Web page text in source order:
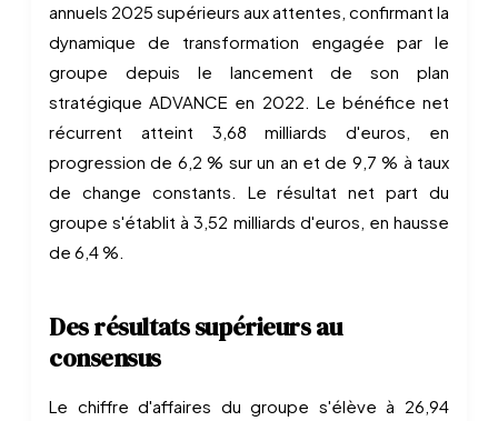
annuels 2025 supérieurs aux attentes, confirmant la
dynamique de transformation engagée par le
groupe depuis le lancement de son plan
stratégique ADVANCE en 2022. Le bénéfice net
récurrent atteint 3,68 milliards d'euros, en
progression de 6,2 % sur un an et de 9,7 % à taux
de change constants. Le résultat net part du
groupe s'établit à 3,52 milliards d'euros, en hausse
de 6,4 %.
Des résultats supérieurs au
consensus
Le chiffre d'affaires du groupe s'élève à 26,94